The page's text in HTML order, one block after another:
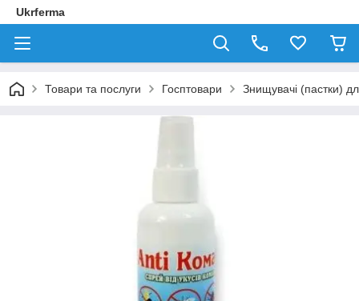
Ukrferma
Товари та послуги Госптовари Знищувачі (пастки)